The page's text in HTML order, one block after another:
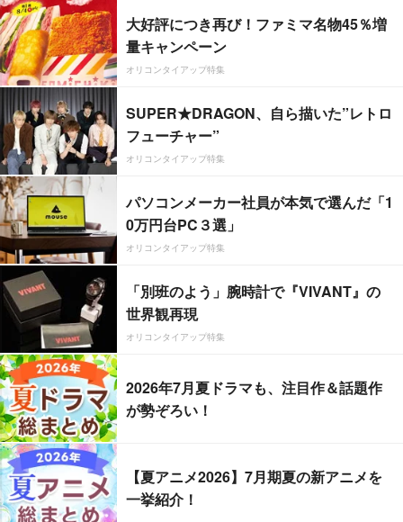
大好評につき再び！ファミマ名物45％増
量キャンペーン
オリコンタイアップ特集
SUPER★DRAGON、自ら描いた”レトロ
フューチャー”
オリコンタイアップ特集
パソコンメーカー社員が本気で選んだ「1
0万円台PC３選」
オリコンタイアップ特集
「別班のよう」腕時計で『VIVANT』の
世界観再現
オリコンタイアップ特集
2026年7月夏ドラマも、注目作＆話題作
が勢ぞろい！
【夏アニメ2026】7月期夏の新アニメを
一挙紹介！